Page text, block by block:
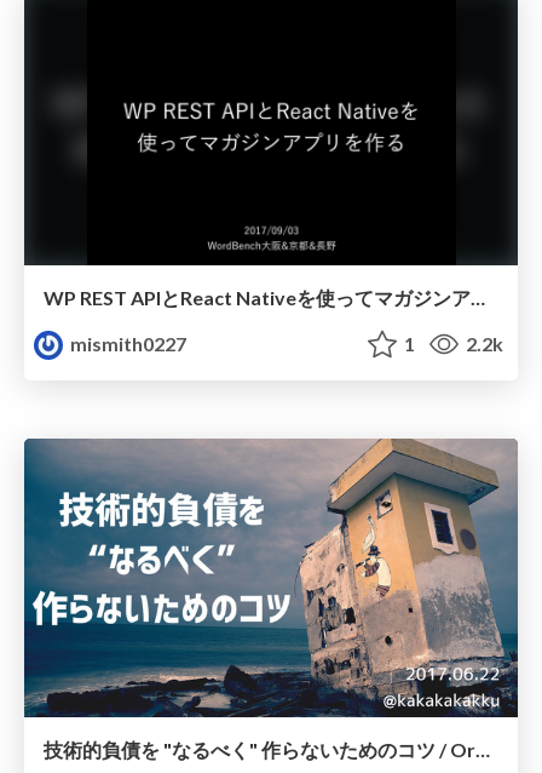
WP REST APIとReact Nativeを使ってマガジンアプリを作る
mismith0227
1 2.2k
技術的負債を "なるべく" 作らないためのコツ / Organization Performance Tips